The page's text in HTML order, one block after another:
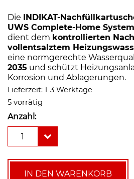
Die INDIKAT-
UWS Complete-Home System
dient dem kontrollierten
vollentsalztem
eine normgerechte
2035 und schützt
Korrosion und Ablagerungen.
Lieferzeit: 1-3 Werktage
5 vorrätig
Anzahl:
Nachfüllkartuschen
UWS
Complete-
1
IN DEN WARENKORB